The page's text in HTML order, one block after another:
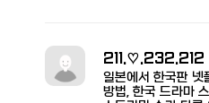
211.♡.232.212
일본에서 한국판 넷
방법, 한국 드라마